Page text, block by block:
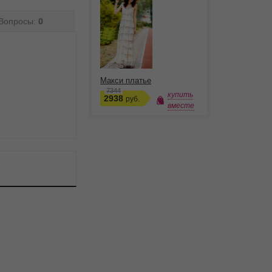
0
Макси платье
7344
2938 руб.
купить
вместе